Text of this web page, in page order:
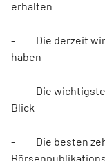
erhalten
- Die derzeit
haben
- Die wichtigsten
Blick
- Die besten